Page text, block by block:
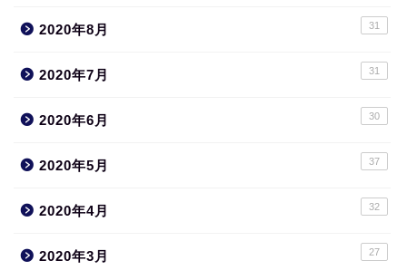
2020年8月 31
2020年7月 31
2020年6月 30
2020年5月 37
2020年4月 32
2020年3月 27